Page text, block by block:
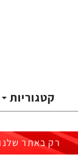
קטגוריות
רק באתר שלנו מקבלים 5%